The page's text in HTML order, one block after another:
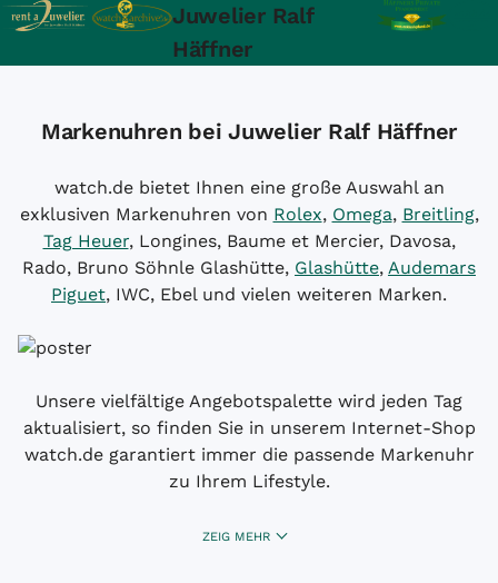
Juwelier Ralf
Häffner
Markenuhren bei Juwelier Ralf Häffner
watch.de bietet Ihnen eine große Auswahl an
exklusiven Markenuhren von Rolex, Omega, Breitling,
Tag Heuer, Longines, Baume et Mercier, Davosa,
Rado, Bruno Söhnle Glashütte, Glashütte, Audemars
Piguet, IWC, Ebel und vielen weiteren Marken.
Unsere vielfältige Angebotspalette wird jeden Tag
aktualisiert, so finden Sie in unserem Internet-Shop
watch.de garantiert immer die passende Markenuhr
zu Ihrem Lifestyle.
ZEIG MEHR